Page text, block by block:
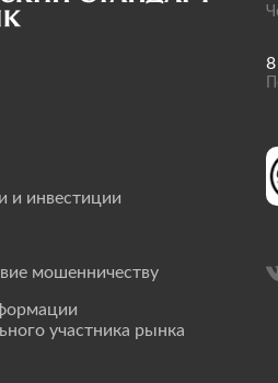
и инвестиции
мошенничеству
участника рынка